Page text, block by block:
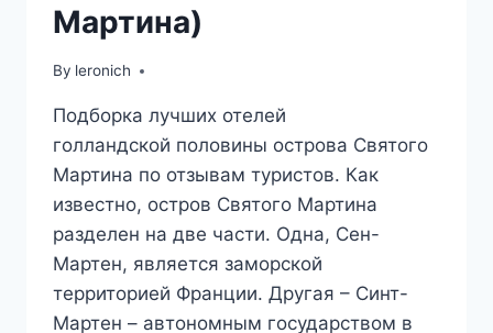
Мартина)
By leronich
Подборка лучших отелей
голландской половины острова Святого
Мартина по отзывам туристов. Как
известно, остров Святого Мартина
разделен на две части. Одна, Сен-
Мартен, является заморской
территорией Франции. Другая – Синт-
Мартен – автономным государством в